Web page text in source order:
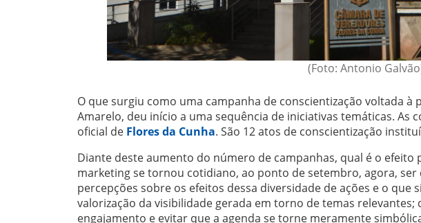
(Foto: Antonio
O que surgiu como uma campanha de conscientização voltada
Amarelo, deu início a uma sequência de iniciativas temáticas. As
oficial de Flores da Cunha. São 12 atos de conscientização
Diante deste aumento do número de campanhas, qual é o efeito
marketing se tornou cotidiano, ao ponto de setembro, agora,
percepções sobre os efeitos dessa diversidade de ações e o que
valorização da visibilidade gerada em torno de temas
engajamento e evitar que a agenda se torne meramente